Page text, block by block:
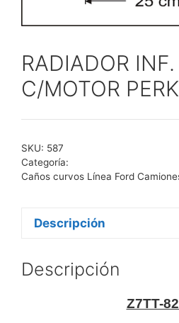
RADIADOR
C/MOTOR
SKU: 587
Categoría:
Caños curvos Línea Ford
Descripción
Descripción
Z7TT-